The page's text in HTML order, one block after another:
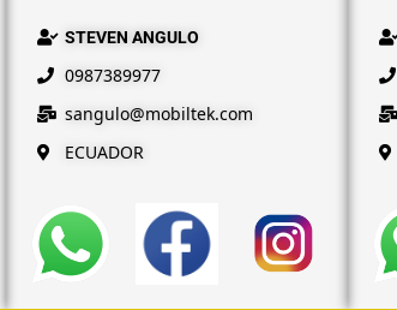
STEVEN ANGULO
0987389977
sangulo@mobiltek.com
ECUADOR